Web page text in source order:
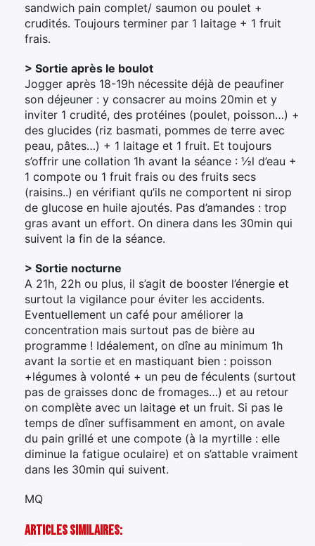
sandwich pain complet/ saumon ou poulet +
crudités. Toujours terminer par 1 laitage + 1 fruit
frais.
> Sortie après le boulot
Jogger après 18-19h nécessite déjà de peaufiner
son déjeuner : y consacrer au moins 20min et y
inviter 1 crudité, des protéines (poulet, poisson…) +
des glucides (riz basmati, pommes de terre avec
peau, pâtes…) + 1 laitage et 1 fruit. Et toujours
s’offrir une collation 1h avant la séance : ½l d’eau +
1 compote ou 1 fruit frais ou des fruits secs
(raisins..) en vérifiant qu’ils ne comportent ni sirop
de glucose en huile ajoutés. Pas d’amandes : trop
gras avant un effort. On dinera dans les 30min qui
suivent la fin de la séance.
> Sortie nocturne
A 21h, 22h ou plus, il s’agit de booster l’énergie et
surtout la vigilance pour éviter les accidents.
Eventuellement un café pour améliorer la
concentration mais surtout pas de bière au
programme ! Idéalement, on dîne au minimum 1h
avant la sortie et en mastiquant bien : poisson
+légumes à volonté + un peu de féculents (surtout
pas de graisses donc de fromages…) et au retour
on complète avec un laitage et un fruit. Si pas le
temps de dîner suffisamment en amont, on avale
du pain grillé et une compote (à la myrtille : elle
diminue la fatigue oculaire) et on s’attable vraiment
dans les 30min qui suivent.
MQ
Articles Similaires: